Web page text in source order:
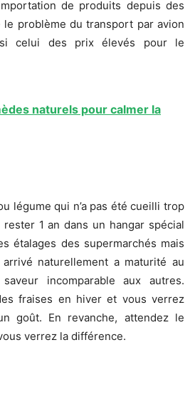
de produits depuis des
le problème du transport par avion
celui des prix élevés pour le
naturels pour calmer la
légume qui n’a pas été cueilli trop
1 an dans un hangar spécial
étalages des supermarchés mais
naturellement a maturité au
incomparable aux autres.
fraises en hiver et vous verrez
goût. En revanche, attendez le
verrez la différence.